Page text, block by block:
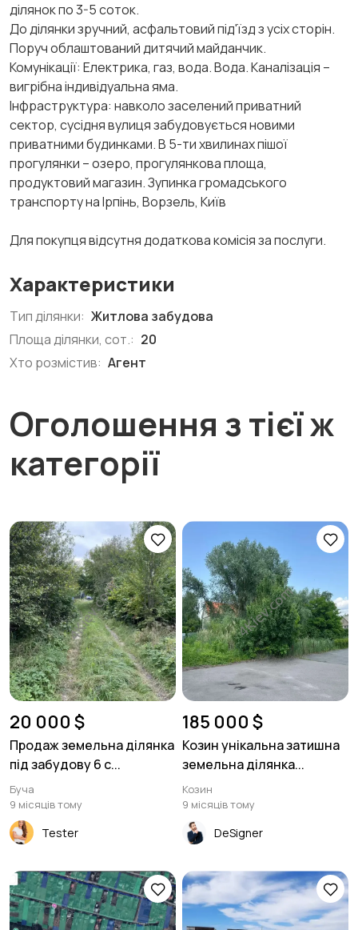
ділянок по 3-5 соток.
До ділянки зручний, асфальтовий під'їзд з усіх сторін.
Поруч облаштований дитячий майданчик.
Комунікації: Електрика, газ, вода. Вода. Каналізація –
вигрібна індивідуальна яма.
Інфраструктура: навколо заселений приватний
сектор, сусідня вулиця забудовується новими
приватними будинками. В 5-ти хвилинах пішої
прогулянки – озеро, прогулянкова площа,
продуктовий магазин. Зупинка громадського
транспорту на Ірпінь, Ворзель, Київ
Для покупця відсутня додаткова комісія за послуги.
Характеристики
Тип ділянки: Житлова забудова
Площа ділянки, сот.: 20
Хто розмістив: Агент
Оголошення з тієї ж
категорії
20 000 $
Продаж земельна ділянка
під забудову 6 с...
Буча
9 місяців тому
Tester
185 000 $
Козин унікальна затишна
земельна ділянка...
Козин
9 місяців тому
DeSigner